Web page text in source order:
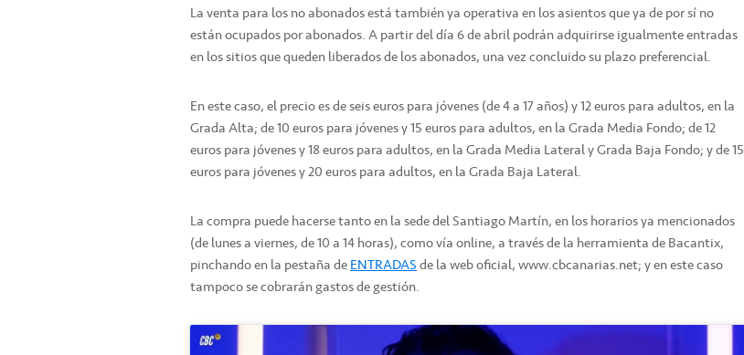
La venta para los no abonados está también ya operativa en los asientos que ya de por sí no
están ocupados por abonados. A partir del día 6 de abril podrán adquirirse igualmente entradas
en los sitios que queden liberados de los abonados, una vez concluido su plazo preferencial.
En este caso, el precio es de seis euros para jóvenes (de 4 a 17 años) y 12 euros para adultos, en la
Grada Alta; de 10 euros para jóvenes y 15 euros para adultos, en la Grada Media Fondo; de 12
euros para jóvenes y 18 euros para adultos, en la Grada Media Lateral y Grada Baja Fondo; y de 15
euros para jóvenes y 20 euros para adultos, en la Grada Baja Lateral.
La compra puede hacerse tanto en la sede del Santiago Martín, en los horarios ya mencionados
(de lunes a viernes, de 10 a 14 horas), como vía online, a través de la herramienta de Bacantix,
pinchando en la pestaña deENTRADASde la web oficial, www.cbcanarias.net; y en este caso
tampoco se cobrarán gastos de gestión.